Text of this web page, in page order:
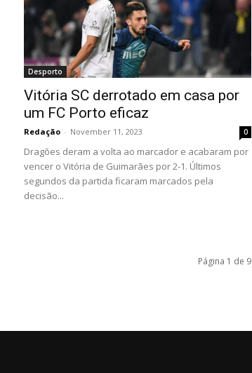
Desporto
Vitória SC derrotado em casa por
um FC Porto eficaz
Redação - November 11, 2023 0
Dragões deram a volta ao marcador e acabaram por
vencer o Vitória de Guimarães por 2-1. Últimos
segundos da partida ficaram marcados pela
decisão...
Página 1 de 9